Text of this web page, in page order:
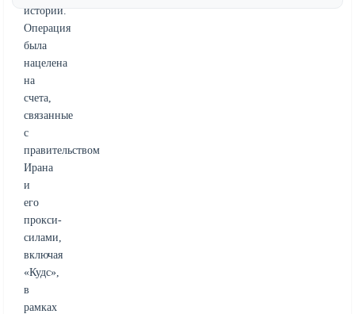
истории.
Операция
была
нацелена
на
счета,
связанные
с
правительством
Ирана
и
его
прокси-
силами,
включая
«Кудс»,
в
рамках